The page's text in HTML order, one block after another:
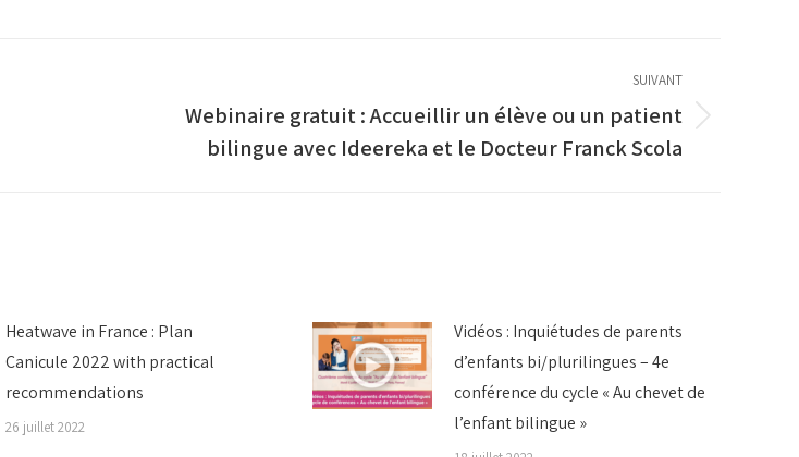
SUIVANT
Webinaire gratuit : Accueillir un élève ou un patient
bilingue avec Ideereka et le Docteur Franck Scola
Heatwave in France : Plan
Canicule 2022 with practical
recommendations
26 juillet 2022
Vidéos : Inquiétudes de parents
d’enfants bi/plurilingues – 4e
conférence du cycle « Au chevet de
l’enfant bilingue »